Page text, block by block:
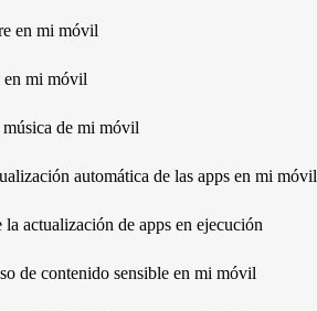
en mi móvil
en mi móvil
de mi móvil
automática de las apps en mi móvil
actualización de apps en ejecución
de contenido sensible en mi móvil